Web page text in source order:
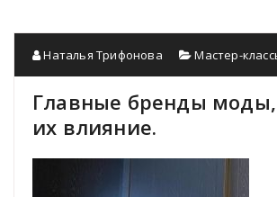
Наталья Трифонова Мастер-
Главные бренды
их влияние.